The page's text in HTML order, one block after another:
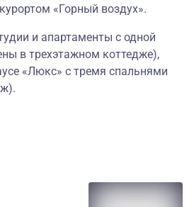
«Горный воздух».
и апартаменты с одной
в трехэтажном коттедже),
«Люкс» с тремя спальнями